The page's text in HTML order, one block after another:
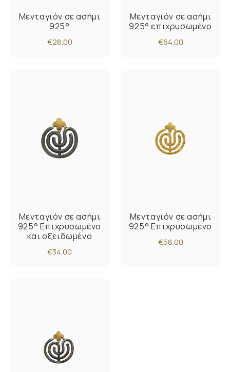
Μενταγιόν σε ασήμι
925°
€28.00
Μενταγιόν σε ασήμι
925° επιχρυσωμένο
€64.00
Μενταγιόν σε ασήμι
925° Επιχρυσωμένο
και οξειδωμένο
€34.00
Μενταγιόν σε ασήμι
925° Επιχρυσωμένο
€58.00